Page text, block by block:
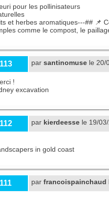
pour les pollinisateurs
et herbes aromatiques---## 📌
comme le compost, le
parsantinomuse le 20/
!
excavation
par kierdeesse le 19/
in gold coast
parfrancoispainchaud